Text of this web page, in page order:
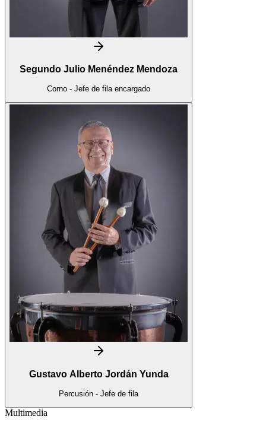
Segundo Julio Menéndez Mendoza
Corno - Jefe de fila encargado
Gustavo Alberto Jordán Yunda
Percusión - Jefe de fila
Multimedia